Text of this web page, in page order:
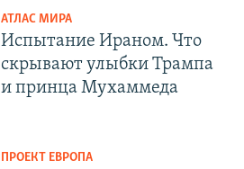
АТЛАС МИРА
Испытание Ираном. Что
скрывают улыбки Трампа
и принца Мухаммеда
ПРОЕКТ ЕВРОПА